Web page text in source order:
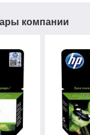
компании